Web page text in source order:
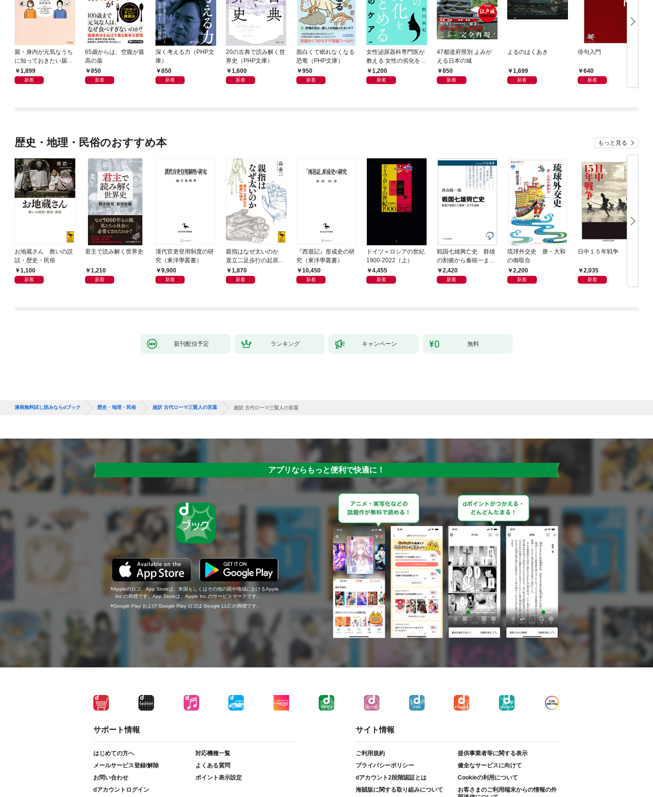
親・身内が元気なうち
に知っておきたい届
出・手続きの準備（き
ずな出版）
1,899
新着
65歳からは、空腹が最
高の薬
850
新着
深く考える力（PHP文
庫）
850
新着
20の古典で読み解く世
界史（PHP文庫）
1,600
新着
面白くて眠れなくなる
恐竜（PHP文庫）
950
新着
女性泌尿器科専門医が
教える 女性の劣化をく
いとめる ちつのケア
1,200
新着
47都道府県別 よみが
える日本の城
850
新着
よるのはくあき
1,699
新着
俳句入門
640
新着
歴史・地理・民俗のおすすめ本 もっと見る
お地蔵さん 救いの説
話・歴史・民俗
1,100
新着
君主で読み解く世界史
1,210
新着
漢代官吏登用制度の研
究（東洋學叢書）
9,900
新着
親指はなぜ太いのか
直立二足歩行の起原に
迫る1,870
新着
『西遊記』形成史の研
究（東洋學叢書）
10,450
新着
ドイツ＝ロシアの世紀
1900-2022（上）
4,455
新着
戦国七雄興亡史 群雄
の割拠から秦統一まで
の道程
2,420
新着
琉球外交史 唐・大和
の御取合
2,200
新着
日中１５年戦争
2,035
新着
新刊配信予定 ランキング キャンペーン 無料
漫画無料試し読みならdブック 歴史・地理・民俗 超訳 古代ローマ三賢人の言葉 超訳 古代ローマ三賢人の言葉
アプリならもっと便利で快適に！
Appleのロゴ、App Storeは、米国もしくはその他の国や地域におけるApple
Inc.の商標です。App Storeは、Apple Inc.のサービスマークです。
Google Play および Google Play ロゴは Google LLC の商標です。
サポート情報
はじめての方へ
対応機種一覧
メールサービス登録/解除
よくある質問
お問い合わせ
ポイント表示設定
dアカウントログイン
サイト情報
ご利用規約
提供事業者等に関する表示
プライバシーポリシー
健全なサービスに向けて
dアカウント2段階認証とは
Cookieの利用について
海賊版に関する取り組みについて
お客さまのご利用端末からの情報の外